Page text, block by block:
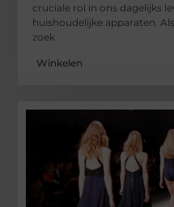
cruciale rol in ons dagelijks
huishoudelijke apparaten.
zoek
Winkelen